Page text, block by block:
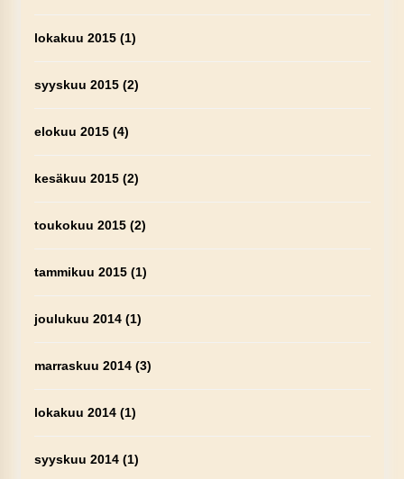
lokakuu 2015(1)
syyskuu 2015(2)
elokuu 2015(4)
kesäkuu 2015(2)
toukokuu 2015(2)
tammikuu 2015(1)
joulukuu 2014(1)
marraskuu 2014(3)
lokakuu 2014(1)
syyskuu 2014(1)